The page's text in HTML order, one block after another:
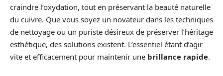
craindre l’oxydation, tout en préservant la beauté naturelle
du cuivre. Que vous soyez un novateur dans les techniques
de nettoyage ou un puriste désireux de préserver l’héritage
esthétique, des solutions existent. L’essentiel étant d’agir
vite et efficacement pour maintenir une brillance rapide.